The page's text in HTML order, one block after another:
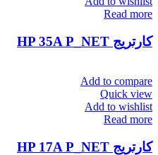
Read more
کارتریج HP 35A P_NET
Add to compare
Quick view
Add to wishlist
Read more
کارتریج HP 17A P_NET